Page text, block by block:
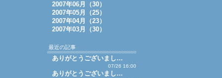
2007年06月（30）
2007年05月（25）
2007年04月（23）
2007年03月（30）
最近の記事
ありがとうございまし…
07/26 16:00
ありがとうございまし…